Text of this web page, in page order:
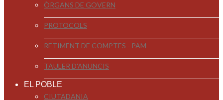
ÒRGANS DE GOVERN
PROTOCOLS
RETIMENT DE COMPTES - PAM
TAULER D'ANUNCIS
EL POBLE
CIUTADANIA